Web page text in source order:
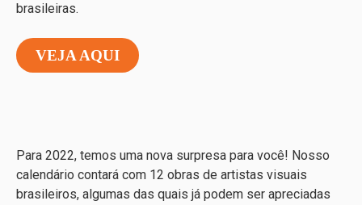
brasileiras.
VEJA AQUI
Para 2022, temos uma nova surpresa para você! Nosso
calendário contará com 12 obras de artistas visuais
brasileiros, algumas das quais já podem ser apreciadas